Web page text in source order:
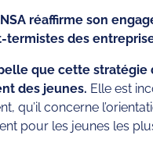
réaffirme son
termistes des
que cette
des jeunes. Elle est
qu’il concerne
pour les jeunes les